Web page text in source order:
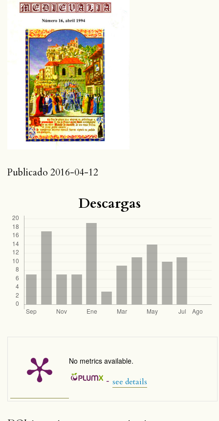
Publicado 2016-04-12
Descargas
No metrics available.
- see details